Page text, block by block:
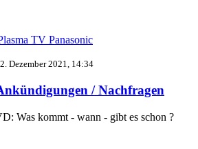
TV Panasonic
Dezember 2021, 14:34
/ Nachfragen
Was kommt - wann - gibt es schon ?